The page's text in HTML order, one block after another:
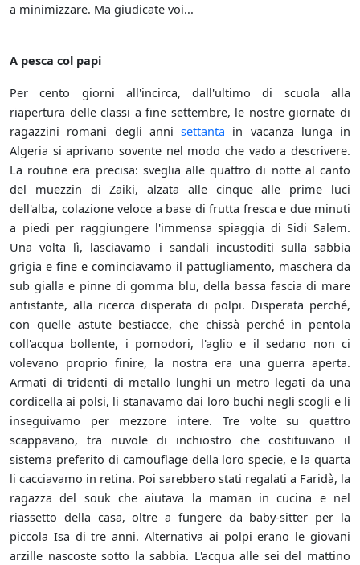
a minimizzare. Ma giudicate voi...
A pesca col papi
Per cento giorni all'incirca, dall'ultimo di scuola alla
riapertura delle classi a fine settembre, le nostre giornate di
ragazzini romani degli anni settanta in vacanza lunga in
Algeria si aprivano sovente nel modo che vado a descrivere.
La routine era precisa: sveglia alle quattro di notte al canto
del muezzin di Zaiki, alzata alle cinque alle prime luci
dell'alba, colazione veloce a base di frutta fresca e due minuti
a piedi per raggiungere l'immensa spiaggia di Sidi Salem.
Una volta lì, lasciavamo i sandali incustoditi sulla sabbia
grigia e fine e cominciavamo il pattugliamento, maschera da
sub gialla e pinne di gomma blu, della bassa fascia di mare
antistante, alla ricerca disperata di polpi. Disperata perché,
con quelle astute bestiacce, che chissà perché in pentola
coll'acqua bollente, i pomodori, l'aglio e il sedano non ci
volevano proprio finire, la nostra era una guerra aperta.
Armati di tridenti di metallo lunghi un metro legati da una
cordicella ai polsi, li stanavamo dai loro buchi negli scogli e li
inseguivamo per mezzore intere. Tre volte su quattro
scappavano, tra nuvole di inchiostro che costituivano il
sistema preferito di camouflage della loro specie, e la quarta
li cacciavamo in retina. Poi sarebbero stati regalati a Faridà, la
ragazza del souk che aiutava la maman in cucina e nel
riassetto della casa, oltre a fungere da baby-sitter per la
piccola Isa di tre anni. Alternativa ai polpi erano le giovani
arzille nascoste sotto la sabbia. L'acqua alle sei del mattino